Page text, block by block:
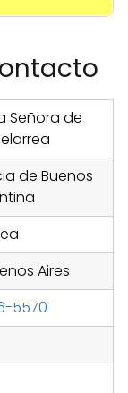
Señora de
de Buenos
Aires
5570